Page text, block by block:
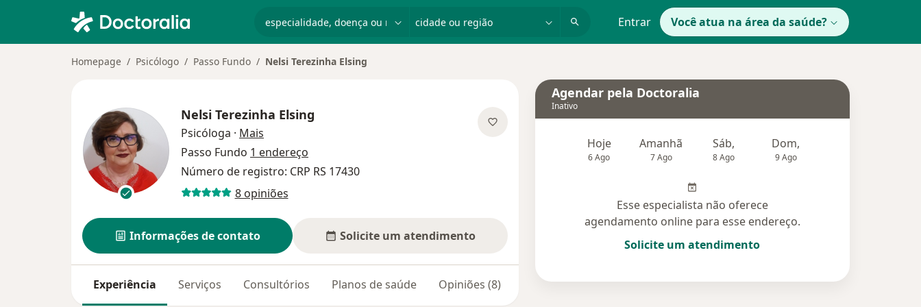
Entrar Você atua na área da saúde?
Homepage Psicólogo Passo Fundo Nelsi Terezinha Elsing
Nelsi Terezinha Elsing
Psicóloga · Mais
Passo Fundo 1 endereço
Número de registro: CRP RS 17430
8 opiniões
Informações de contato Solicite um atendimento
Experiência Serviços Consultórios Planos de saúde Opiniões (8)
Agendar pela Doctoralia
Inativo
Hoje
6 Ago
Amanhã
7 Ago
Sáb,
8 Ago
Dom,
9 Ago
Esse especialista não oferece
agendamento online para esse endereço.
Solicite um atendimento